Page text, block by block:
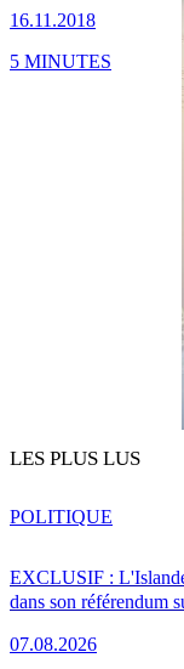
16.11.2018
5 MINUTES
LES PLUS LUS
EXCLUSIF :
dans son référendum
07.08.2026
POLITIQUE